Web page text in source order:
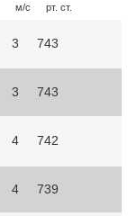
м/с
рт. ст.
3 743
3 743
4 742
4 739